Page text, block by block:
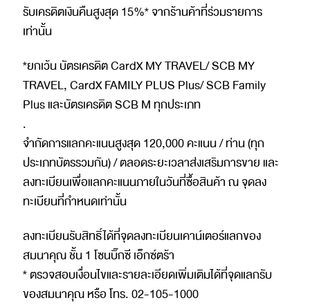
รับเครดิตเงินคืนสูงสุด 15%* จากร้านค้าที่ร่วมรายการ
เท่านั้น
*ยกเว้น บัตรเครดิต CardX MY TRAVEL/ SCB MY
TRAVEL, CardX FAMILY PLUS Plus/ SCB Family
Plus และบัตรเครดิต SCB M ทุกประเภท
.
จำกัดการแลกคะแนนสูงสุด 120,000 คะแนน / ท่าน (ทุก
ประเภทบัตรรวมกัน) / ตลอดระยะเวลาส่งเสริมการขาย และ
ลงทะเบียนเพื่อแลกคะแนนภายในวันที่ซื้อสินค้า ณ จุดลง
ทะเบียนที่กำหนดเท่านั้น
ลงทะเบียนรับสิทธิ์ได้ที่จุดลงทะเบียนเคาน์เตอร์แลกของ
สมนาคุณ ชั้น 1 โซนบิ๊กซี เอ็กซ์ตร้า
* ตรวจสอบเงื่อนไขและรายละเอียดเพิ่มเติมได้ที่จุดแลกรับ
ของสมนาคุณ หรือ โทร. 02-105-1000